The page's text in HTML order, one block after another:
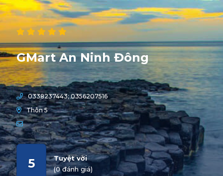
GMart An Ninh Đông
0338237443; 0356207516
Thôn 5
Tuyệt vời
(0 đánh giá)
5